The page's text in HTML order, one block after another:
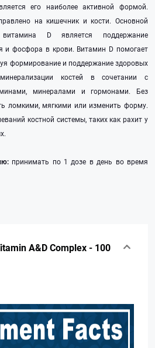
его наиболее активной формой.
на кишечник и кости. Основной
витамина D является поддержание
и фосфора в крови. Витамин D помогает
формирование и поддержание здоровых
костей в сочетании с
минералами и гормонами. Без
ломкими, мягкими или изменить форму.
костной системы, таких как рахит у
принимать по 1 дозе в день во время
A&D Complex - 100